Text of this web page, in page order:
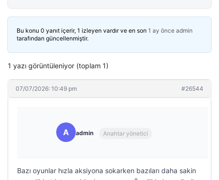
Bu konu 0 yanıt içerir, 1 izleyen vardır ve en son 1 ay önce admin
tarafından güncellenmiştir.
1 yazı görüntüleniyor (toplam 1)
07/07/2026: 10:49 pm #26544
A admin Anahtar yönetici
Bazı oyunlar hızla aksiyona sokarken bazıları daha sakin